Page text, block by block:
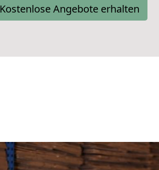
Kostenlose Angebote erhalten